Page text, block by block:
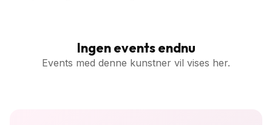
Ingen events endnu
Events med denne kunstner vil vises her.